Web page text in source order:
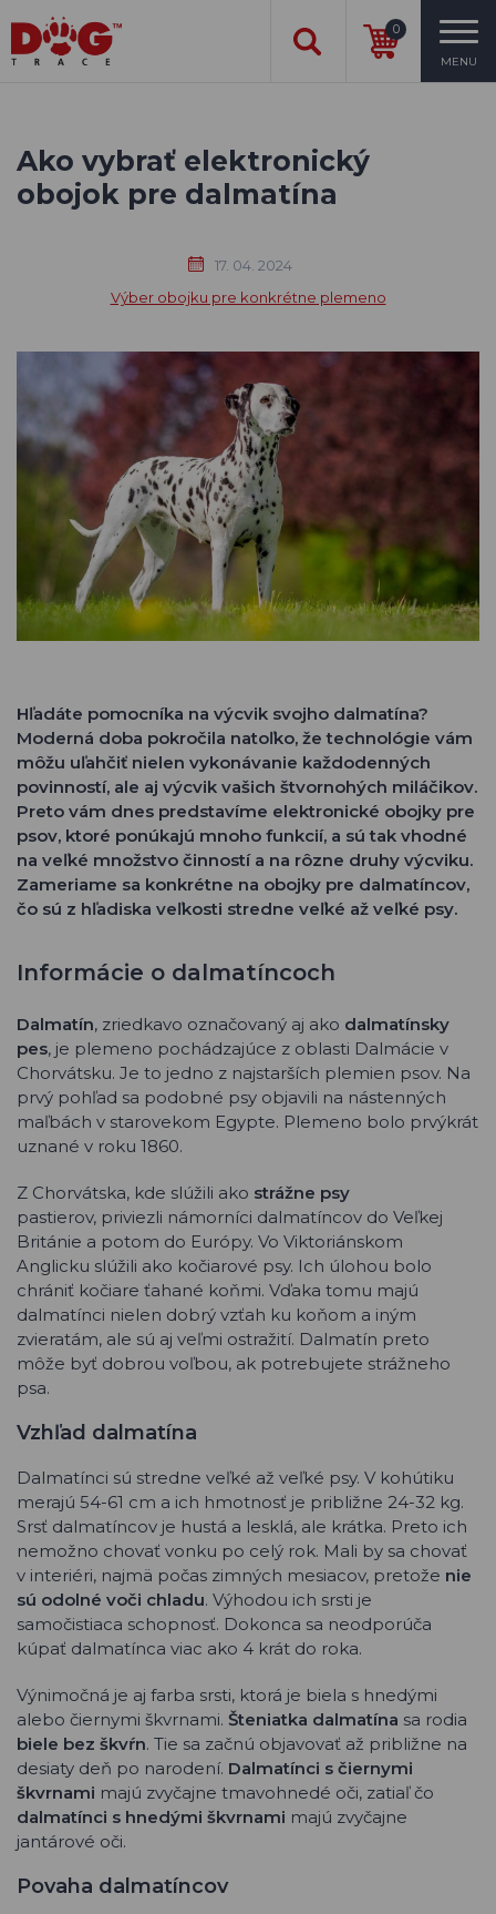
0
MENU
Ako vybrať elektronický
obojok pre dalmatína
17. 04. 2024
Výber obojku pre konkrétne plemeno
Hľadáte pomocníka na výcvik svojho dalmatína?
Moderná doba pokročila natoľko, že technológie vám
môžu uľahčiť nielen vykonávanie každodenných
povinností, ale aj výcvik vašich štvornohých miláčikov.
Preto vám dnes predstavíme elektronické obojky pre
psov, ktoré ponúkajú mnoho funkcií, a sú tak vhodné
na veľké množstvo činností a na rôzne druhy výcviku.
Zameriame sa konkrétne na obojky pre dalmatíncov,
čo sú z hľadiska veľkosti stredne veľké až veľké psy.
Informácie o dalmatíncoch
Dalmatín, zriedkavo označovaný aj ako dalmatínsky
pes, je plemeno pochádzajúce z oblasti Dalmácie v
Chorvátsku. Je to jedno z najstarších plemien psov. Na
prvý pohľad sa podobné psy objavili na nástenných
maľbách v starovekom Egypte. Plemeno bolo prvýkrát
uznané v roku 1860.
Z Chorvátska, kde slúžili ako strážne psy
pastierov, priviezli námorníci dalmatíncov do Veľkej
Británie a potom do Európy. Vo Viktoriánskom
Anglicku slúžili ako kočiarové psy. Ich úlohou bolo
chrániť kočiare ťahané koňmi. Vďaka tomu majú
dalmatínci nielen dobrý vzťah ku koňom a iným
zvieratám, ale sú aj veľmi ostražití. Dalmatín preto
môže byť dobrou voľbou, ak potrebujete strážneho
psa.
Vzhľad dalmatína
Dalmatínci sú stredne veľké až veľké psy. V kohútiku
merajú 54-61 cm a ich hmotnosť je približne 24-32 kg.
Srsť dalmatíncov je hustá a lesklá, ale krátka. Preto ich
nemožno chovať vonku po celý rok. Mali by sa chovať
v interiéri, najmä počas zimných mesiacov, pretože nie
sú odolné voči chladu. Výhodou ich srsti je
samočistiaca schopnosť. Dokonca sa neodporúča
kúpať dalmatínca viac ako 4 krát do roka.
Výnimočná je aj farba srsti, ktorá je biela s hnedými
alebo čiernymi škvrnami. Šteniatka dalmatína sa rodia
biele bez škvŕn. Tie sa začnú objavovať až približne na
desiaty deň po narodení. Dalmatínci s čiernymi
škvrnami majú zvyčajne tmavohnedé oči, zatiaľ čo
dalmatínci s hnedými škvrnami majú zvyčajne
jantárové oči.
Povaha dalmatíncov